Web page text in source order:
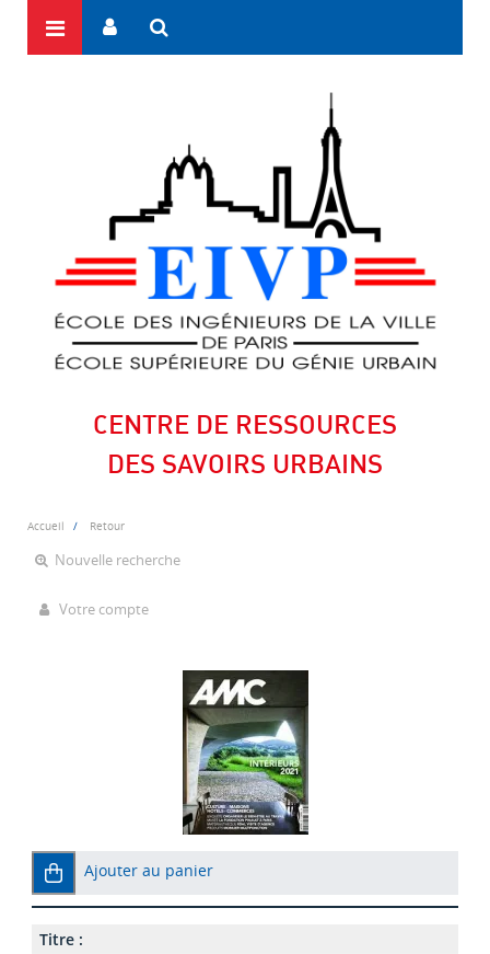
CENTRE DE RESSOURCES
DES SAVOIRS URBAINS
Accueil Retour
Nouvelle recherche
Votre compte
Ajouter au panier
Titre :